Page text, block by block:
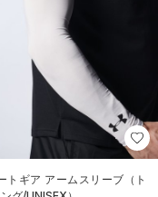
トギア アームスリーブ（ト